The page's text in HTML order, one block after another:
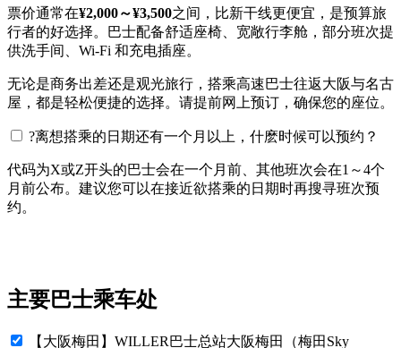
票价通常在¥2,000～¥3,500之间，比新干线更便宜，是预算旅
行者的好选择。巴士配备舒适座椅、宽敞行李舱，部分班次提
供洗手间、Wi-Fi 和充电插座。
无论是商务出差还是观光旅行，搭乘高速巴士往返大阪与名古
屋，都是轻松便捷的选择。请提前网上预订，确保您的座位。
?离想搭乘的日期还有一个月以上，什麽时候可以预约？
代码为X或Z开头的巴士会在一个月前、其他班次会在1～4个
月前公布。建议您可以在接近欲搭乘的日期时再搜寻班次预
约。
主要巴士乘车处
【大阪梅田】WILLER巴士总站大阪梅田（梅田Sky